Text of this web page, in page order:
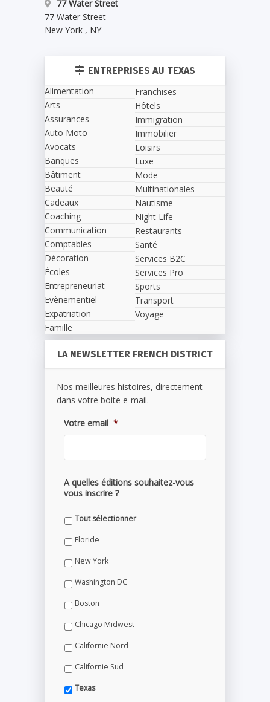
77 Water Street
77 Water Street
New York , NY
ENTREPRISES AU TEXAS
Alimentation
Arts
Assurances
Auto Moto
Avocats
Banques
Bâtiment
Beauté
Cadeaux
Coaching
Communication
Comptables
Décoration
Écoles
Entrepreneuriat
Evènementiel
Expatriation
Famille
Franchises
Hôtels
Immigration
Immobilier
Loisirs
Luxe
Mode
Multinationales
Nautisme
Night Life
Restaurants
Santé
Services B2C
Services Pro
Sports
Transport
Voyage
LA NEWSLETTER FRENCH DISTRICT
Nos meilleures histoires, directement
dans votre boite e-mail.
Votre email *
A quelles éditions souhaitez-vous
vous inscrire ?
Tout sélectionner
Floride
New York
Washington DC
Boston
Chicago Midwest
Californie Nord
Californie Sud
Texas